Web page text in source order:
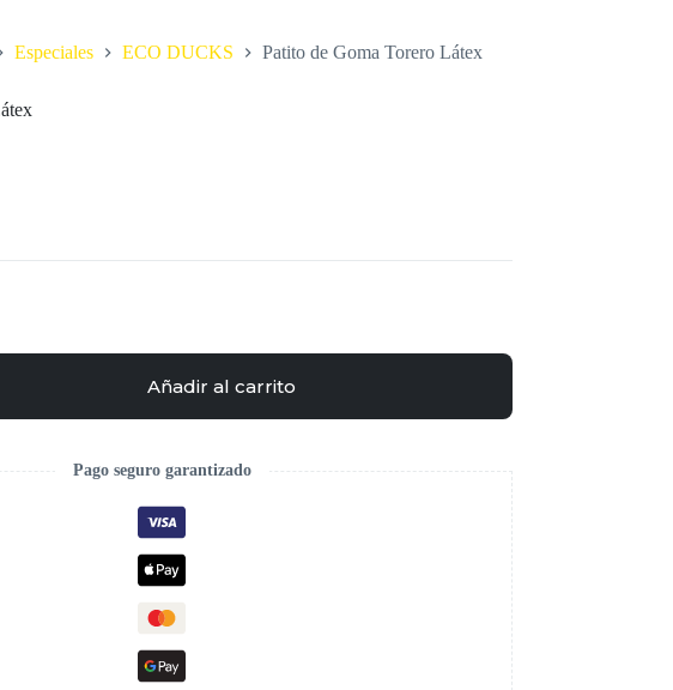
Especiales ECO DUCKS Patito de Goma Torero Látex
Añadir al carrito
Pago seguro garantizado